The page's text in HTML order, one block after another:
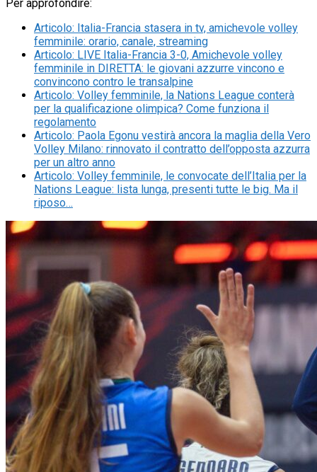
Per approfondire:
Articolo: Italia-Francia stasera in tv, amichevole volley
femminile: orario, canale, streaming
Articolo: LIVE Italia-Francia 3-0, Amichevole volley
femminile in DIRETTA: le giovani azzurre vincono e
convincono contro le transalpine
Articolo: Volley femminile, la Nations League conterà
per la qualificazione olimpica? Come funziona il
regolamento
Articolo: Paola Egonu vestirà ancora la maglia della Vero
Volley Milano: rinnovato il contratto dell’opposta azzurra
per un altro anno
Articolo: Volley femminile, le convocate dell’Italia per la
Nations League: lista lunga, presenti tutte le big. Ma il
riposo…